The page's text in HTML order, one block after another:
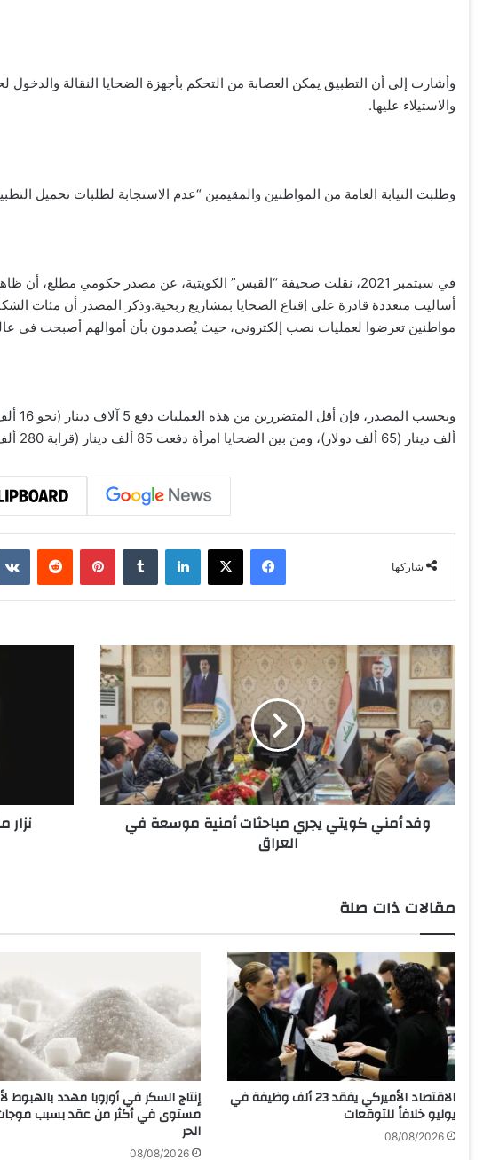
وأشارت إلى أن التطبيق يمكن العصابة من التحكم بأجهزة الضحايا النقالة والدخول
والاستيلاء عليها.
وطلبت النيابة العامة من المواطنين والمقيمين “عدم الاستجابة لطلبات تحميل
في سبتمبر 2021، نقلت صحيفة “القبس” الكويتية، عن مصدر حكومي مطلع،
أساليب متعددة قادرة على إقناع الضحايا بمشاريع ربحية.وذكر المصدر أن مئات
مواطنين تعرضوا لعمليات نصب إلكتروني، حيث يُصدمون بأن أموالهم أصبحت في
ألف دينار (65 ألف دولار)، ومن بين الضحايا امرأة دفعت 85 ألف دينار (قرابة 280 ألف دولار).
شاركها
فيسبوك ‫X لينكدإن ‏Tumblr بينتيريست ‏Reddit
و
د
م
ن
ي
ك
و
ر
ي
م
ب
ح
ث
ا
ت
أ
م
ن
ي
وفد أمني كويتي يجري مباحثات أمنية موسعة في
العراق
ر
س
ي
ح
ل
ع
ي
د
مقالات ذات صلة
الاقتصاد الأميركي يفقد 23 ألف وظيفة في
يوليو خلافاً للتوقعات
08/08/2026
إنتاج السكر في أوروبا مهدد بالهبوط
مستوى في أكثر من عقد بسبب
الحر
08/08/2026